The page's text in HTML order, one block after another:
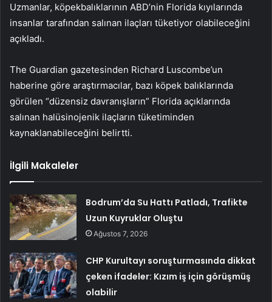
Uzmanlar, köpekbalıklarının ABD’nin Florida kıyılarında
insanlar tarafından salınan ilaçları tüketiyor olabileceğini
açıkladı.
The Guardian gazetesinden Richard Luscombe’un
haberine göre araştırmacılar, bazı köpek balıklarında
görülen “düzensiz davranışların” Florida açıklarında
salınan halüsinojenik ilaçların tüketiminden
kaynaklanabileceğini belirtti.
İlgili Makaleler
Bodrum’da Su Hattı Patladı, Trafikte
Uzun Kuyruklar Oluştu
Ağustos 7, 2026
CHP Kurultayı soruşturmasında dikkat
çeken ifadeler: Kızım iş için görüşmüş
olabilir